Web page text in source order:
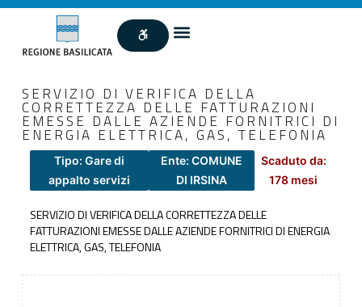
SERVIZIO DI VERIFICA DELLA
CORRETTEZZA DELLE FATTURAZIONI
EMESSE DALLE AZIENDE FORNITRICI DI
ENERGIA ELETTRICA, GAS, TELEFONIA
Tipo: Gare di
appalto servizi
Ente: COMUNE
DI IRSINA
Scaduto da:
178 mesi
SERVIZIO DI VERIFICA DELLA CORRETTEZZA DELLE
FATTURAZIONI EMESSE DALLE AZIENDE FORNITRICI DI ENERGIA
ELETTRICA, GAS, TELEFONIA